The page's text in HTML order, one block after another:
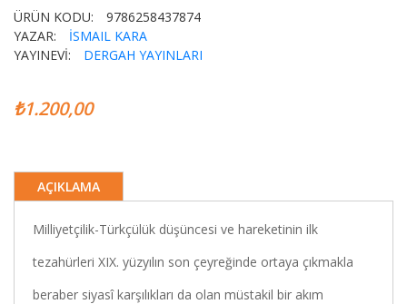
ÜRÜN KODU:
9786258437874
YAZAR:
İSMAIL KARA
YAYINEVİ:
DERGAH YAYINLARI
₺1.200,00
AÇIKLAMA
Milliyetçilik-Türkçülük düşüncesi ve hareketinin ilk
tezahürleri XIX. yüzyılın son çeyreğinde ortaya çıkmakla
beraber siyasî karşılıkları da olan müstakil bir akım